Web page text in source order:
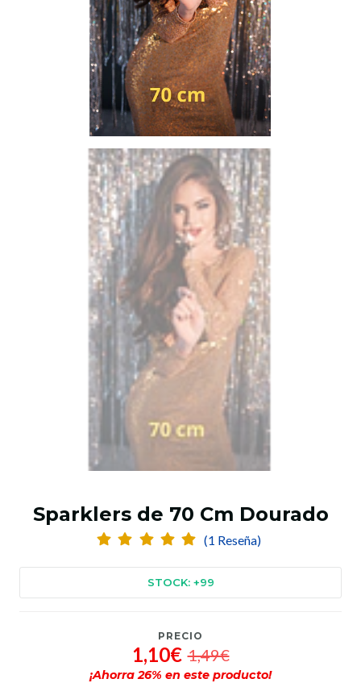
Sparklers de 70 Cm Dourado
(1 Reseña)
STOCK: +99
PRECIO
1,10€ 1,49€
¡Ahorra 26% en este producto!